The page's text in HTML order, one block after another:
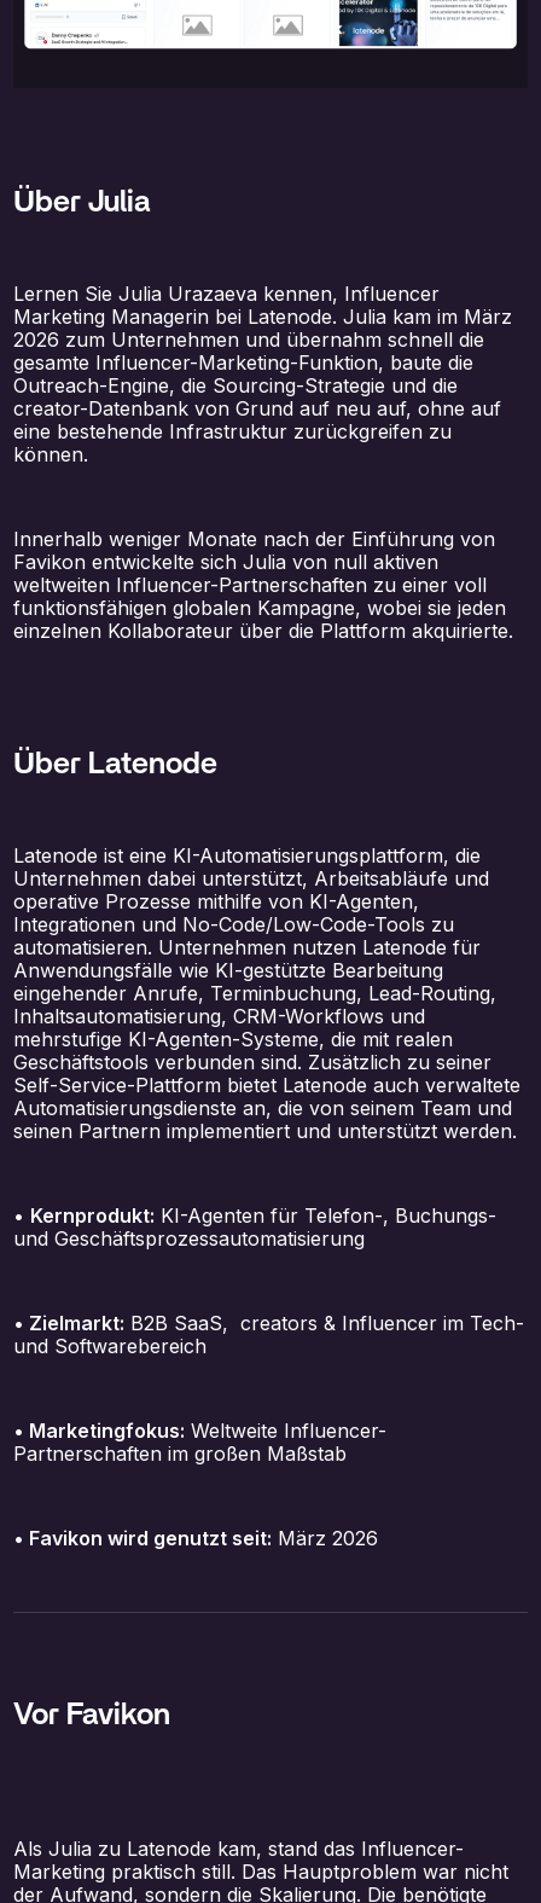
Über Julia
Lernen Sie Julia Urazaeva kennen, Influencer
Marketing Managerin bei Latenode. Julia kam im März
2026 zum Unternehmen und übernahm schnell die
gesamte Influencer-Marketing-Funktion, baute die
Outreach-Engine, die Sourcing-Strategie und die
creator-Datenbank von Grund auf neu auf, ohne auf
eine bestehende Infrastruktur zurückgreifen zu
können.
Innerhalb weniger Monate nach der Einführung von
Favikon entwickelte sich Julia von null aktiven
weltweiten Influencer-Partnerschaften zu einer voll
funktionsfähigen globalen Kampagne, wobei sie jeden
einzelnen Kollaborateur über die Plattform akquirierte.
Über Latenode
Latenode ist eine KI-Automatisierungsplattform, die
Unternehmen dabei unterstützt, Arbeitsabläufe und
operative Prozesse mithilfe von KI-Agenten,
Integrationen und No-Code/Low-Code-Tools zu
automatisieren. Unternehmen nutzen Latenode für
Anwendungsfälle wie KI-gestützte Bearbeitung
eingehender Anrufe, Terminbuchung, Lead-Routing,
Inhaltsautomatisierung, CRM-Workflows und
mehrstufige KI-Agenten-Systeme, die mit realen
Geschäftstools verbunden sind. Zusätzlich zu seiner
Self-Service-Plattform bietet Latenode auch verwaltete
Automatisierungsdienste an, die von seinem Team und
seinen Partnern implementiert und unterstützt werden.
• Kernprodukt: KI-Agenten für Telefon-, Buchungs-
und Geschäftsprozessautomatisierung
• Zielmarkt: B2B SaaS, creators & Influencer im Tech-
und Softwarebereich
• Marketingfokus: Weltweite Influencer-
Partnerschaften im großen Maßstab
• Favikon wird genutzt seit: März 2026
Vor Favikon
Als Julia zu Latenode kam, stand das Influencer-
Marketing praktisch still. Das Hauptproblem war nicht
der Aufwand, sondern die Skalierung. Die benötigte